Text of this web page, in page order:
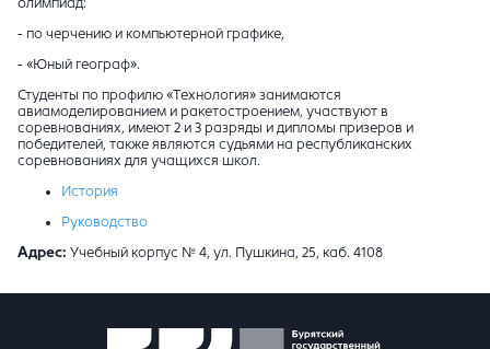
- по черчению и компьютерной графике,
- «Юный географ».
Студенты по профилю «Технология» занимаются
авиамоделированием и ракетостроением, участвуют в
соревнованиях, имеют 2 и 3 разряды и дипломы призеров и
победителей, также являются судьями на республиканских
соревнованиях для учащихся школ.
История
Руководство
Адрес: Учебный корпус № 4, ул. Пушкина, 25, каб. 4108